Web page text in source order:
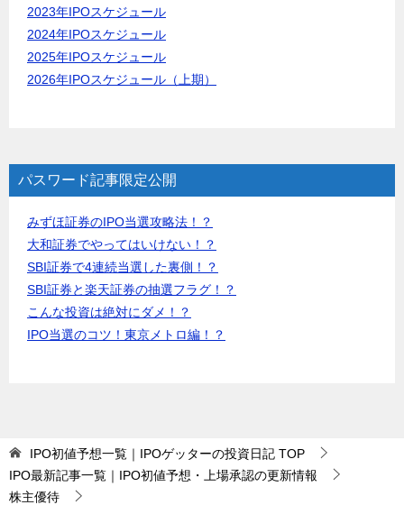
2023年IPOスケジュール
2024年IPOスケジュール
2025年IPOスケジュール
2026年IPOスケジュール（上期）
パスワード記事限定公開
みずほ証券のIPO当選攻略法！？
大和証券でやってはいけない！？
SBI証券で4連続当選した裏側！？
SBI証券と楽天証券の抽選フラグ！？
こんな投資は絶対にダメ！？
IPO当選のコツ！東京メトロ編！？
IPO初値予想一覧｜IPOゲッターの投資日記 TOP
IPO最新記事一覧｜IPO初値予想・上場承認の更新情報
株主優待